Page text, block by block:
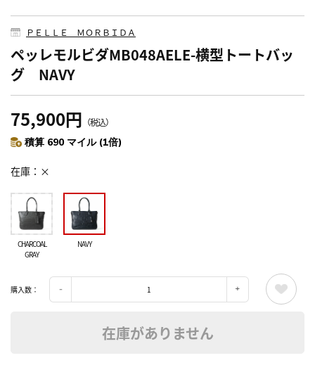
ＰＥＬＬＥ ＭＯＲＢＩＤＡ
ペッレモルビダMB048AELE-横型トートバッ
グ NAVY
75,900円 （税込）
積算 690 マイル (1倍)
在庫 ×
CHARCOAL
GRAY
NAVY
購入数：
在庫がありません